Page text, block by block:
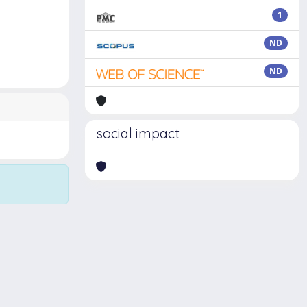
1
ND
ND
social impact